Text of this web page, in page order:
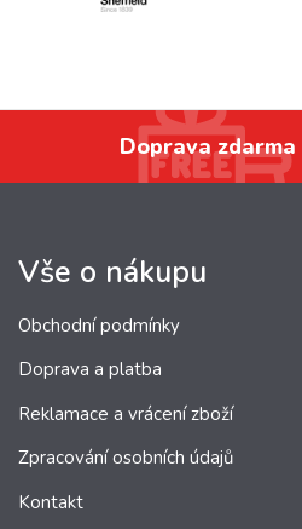
Doprava zdarma
Vše o nákupu
Obchodní podmínky
Doprava a platba
Reklamace a vrácení zboží
Zpracování osobních údajů
Kontakt